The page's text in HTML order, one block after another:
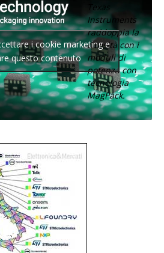
Texas
Instruments
raddoppia la
densità con i
moduli di
potenza con
tecnologia
MagPack.
i cookie marketing e
questo contenuto